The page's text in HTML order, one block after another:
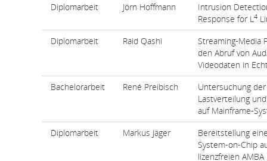
Diplomarbeit
Jörn Hoffmann
Intrusion
Response for L4
Diplomarbeit
Raid Qashi
Streaming-Media
den Abruf von
Videodaten in
Bachelorarbeit
René Preibisch
Untersuchung der
Lastverteilung
auf Mainframe-
Diplomarbeit
Markus Jäger
Bereitstellung
System-on-Chip
lizenzfreien AMBA